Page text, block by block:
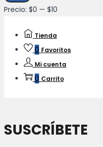
mínimo
máximo
Precio: $0 — $10
Tienda
0 Favoritos
Mi cuenta
0 Carrito
SUSCRÍBETE